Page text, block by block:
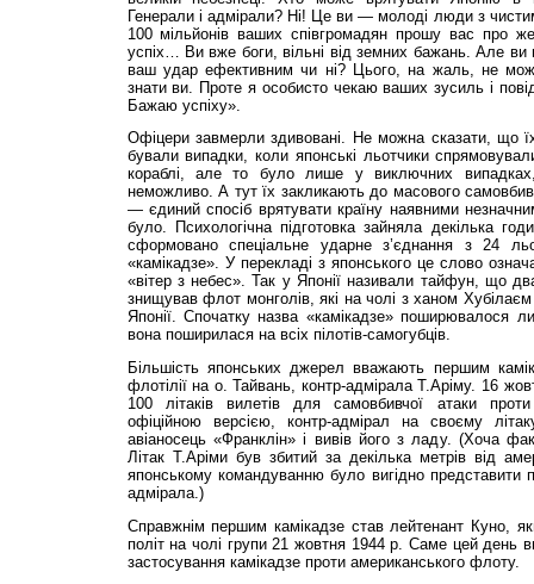
Генерали і адмірали? Ні! Це ви — молоді люди з
100 мільйонів ваших співгромадян прошу вас про
успіх… Ви вже боги, вільні від земних бажань. Але
ваш удар ефективним чи ні? Цього, на жаль, не
знати ви. Проте я особисто чекаю ваших зусиль і
Бажаю успіху».
Офіцери завмерли здивовані. Не можна сказати, що
бували випадки, коли японські льотчики
кораблі, але то було лише у виключних
неможливо. А тут їх закликають до масового
— єдиний спосіб врятувати країну наявними
було. Психологічна підготовка зайняла декілька
сформовано спеціальне ударне з’єднання з 24
«камікадзе». У перекладі з японського це слово
«вітер з небес». Так у Японії називали тайфун, що
знищував флот монголів, які на чолі з ханом
Японії. Спочатку назва «камікадзе» поширювалося
вона поширилася на всіх пілотів-самогубців.
Більшість японських джерел вважають першим
флотілії на о. Тайвань, контр-адмірала Т.Арі­му. 16
100 літаків вилетів для самовбивчої атаки
офіційною версією, контр-адмірал на своєму
авіаносець «Франклін» і вивів його з ладу. (Хоча
Літак Т.Аріми був збитий за декілька метрів від
японському командуванню було вигідно представити
адмірала.)
Справжнім першим камікадзе став лейтенант Куно,
політ на чолі групи 21 жовтня 1944 р. Саме цей день
застосування камікадзе проти американського флоту.